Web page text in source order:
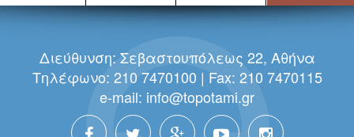
Διεύθυνση: Σεβαστουπόλεως 22, Αθήνα
Τηλέφωνο: 210 7470100 | Fax: 210 7470115
e-mail: info@topotami.gr